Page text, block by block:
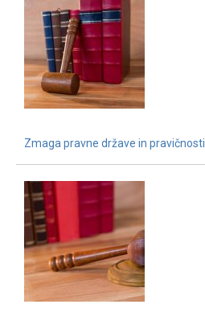
Zmaga pravne države in pravičnosti